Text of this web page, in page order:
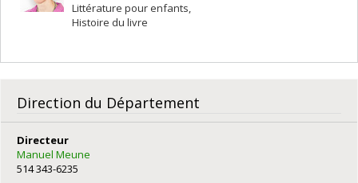
Littérature pour enfants
Histoire du livre
Direction du Département
Directeur
Manuel Meune
514 343-6235